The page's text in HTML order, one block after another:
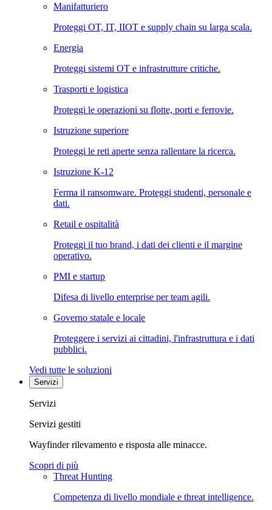
Manifatturiero
Proteggi OT, IT, IIOT e supply chain su larga scala.
Energia
Proteggi sistemi OT e infrastrutture critiche.
Trasporti e logistica
Proteggi le operazioni su flotte, porti e ferrovie.
Istruzione superiore
Proteggi le reti aperte senza rallentare la ricerca.
Istruzione K-12
Ferma il ransomware. Proteggi studenti, personale e
dati.
Retail e ospitalità
Proteggi il tuo brand, i dati dei clienti e il margine
operativo.
PMI e startup
Difesa di livello enterprise per team agili.
Governo statale e locale
Proteggere i servizi ai cittadini, l'infrastruttura e i dati
pubblici.
Vedi tutte le soluzioni
Servizi
Servizi
Servizi gestiti
Wayfinder rilevamento e risposta alle minacce.
Scopri di più
Threat Hunting
Competenza di livello mondiale e threat intelligence.